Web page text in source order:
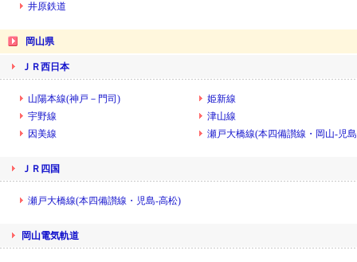
井原鉄道
岡山県
ＪＲ西日本
山陽本線(神戸－門司)
姫新線
宇野線
津山線
因美線
瀬戸大橋線(本四備讃線・岡山-児
ＪＲ四国
瀬戸大橋線(本四備讃線・児島-高松)
岡山電気軌道